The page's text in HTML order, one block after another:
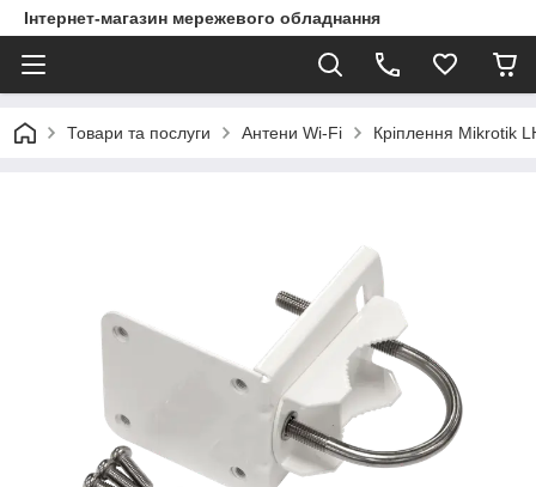
Інтернет-магазин мережевого обладнання
Товари та послуги Антени Wi-Fi Кріплення Mikrotik